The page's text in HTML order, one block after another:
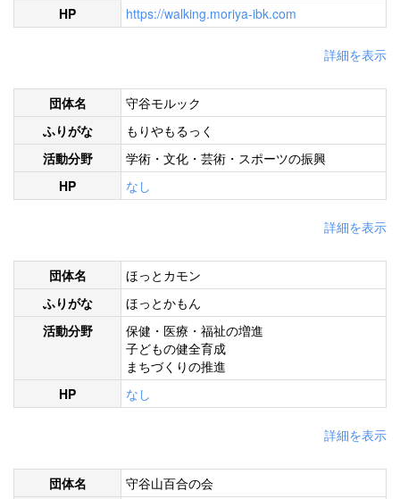
HP
https://walking.moriya-ibk.com
詳細を表示
団体名
守谷モルック
ふりがな
もりやもるっく
活動分野
学術・文化・芸術・スポーツの振興
HP
なし
詳細を表示
団体名
ほっとカモン
ふりがな
ほっとかもん
活動分野
保健・医療・福祉の増進
子どもの健全育成
まちづくりの推進
HP
なし
詳細を表示
団体名
守谷山百合の会